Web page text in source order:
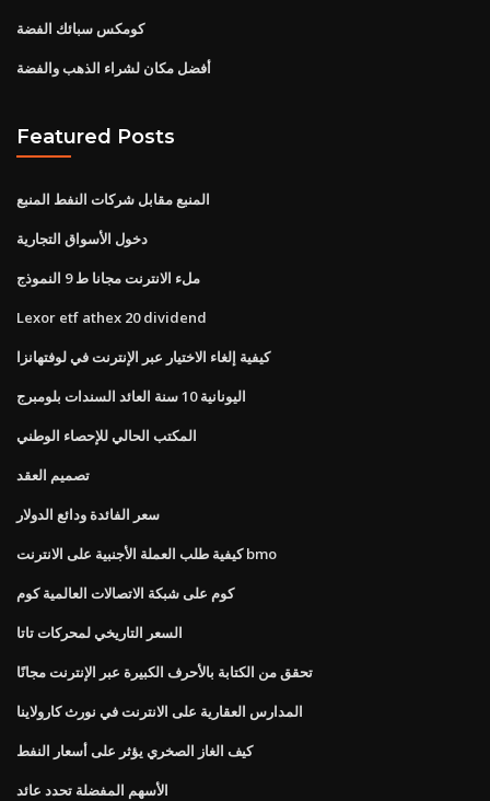
كومكس سبائك الفضة
أفضل مكان لشراء الذهب والفضة
Featured Posts
المنبع مقابل شركات النفط المنبع
دخول الأسواق التجارية
ملء الانترنت مجانا ط 9 النموذج
Lexor etf athex 20 dividend
كيفية إلغاء الاختيار عبر الإنترنت في لوفتهانزا
اليونانية 10 سنة العائد السندات بلومبرج
المكتب الحالي للإحصاء الوطني
تصميم العقد
سعر الفائدة ودائع الدولار
كيفية طلب العملة الأجنبية على الانترنت bmo
كوم على شبكة الاتصالات العالمية كوم
السعر التاريخي لمحركات تاتا
تحقق من الكتابة بالأحرف الكبيرة عبر الإنترنت مجانًا
المدارس العقارية على الانترنت في نورث كارولاينا
كيف الغاز الصخري يؤثر على أسعار النفط
الأسهم المفضلة تحدد عائد